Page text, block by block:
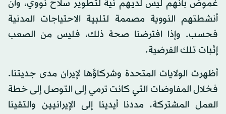
غموض بأنهم ليس لديهم نية لتطوير سلاح نووي، وأن
أنشطتهم النووية مصممة لتلبية الاحتياجات المدنية
فحسب. وإذا افترضنا صحة ذلك، فليس من الصعب
إثبات تلك الفرضية.
أظهرت الولايات المتحدة وشركاؤها لإيران مدى جديتنا.
فخلال المفاوضات التي كانت ترمي إلى التوصل إلى خطة
العمل المشتركة، مددنا أيدينا إلى الإيرانيين والتقينا